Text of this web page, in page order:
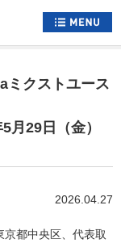
ミクストユース
月29日（金）
2026.04.27
都中央区、代表取